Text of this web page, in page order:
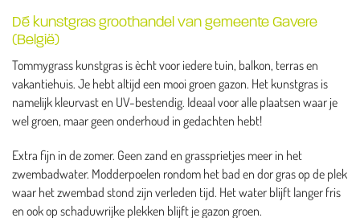
Dé kunstgras groothandel van gemeente Gavere
(België)
Tommygrass kunstgras is ècht voor iedere tuin, balkon, terras en
vakantiehuis. Je hebt altijd een mooi groen gazon. Het kunstgras is
namelijk kleurvast en UV-bestendig. Ideaal voor alle plaatsen waar je
wel groen, maar geen onderhoud in gedachten hebt!
Extra fijn in de zomer. Geen zand en grassprietjes meer in het
zwembadwater. Modderpoelen rondom het bad en dor gras op de plek
waar het zwembad stond zijn verleden tijd. Het water blijft langer fris
en ook op schaduwrijke plekken blijft je gazon groen.